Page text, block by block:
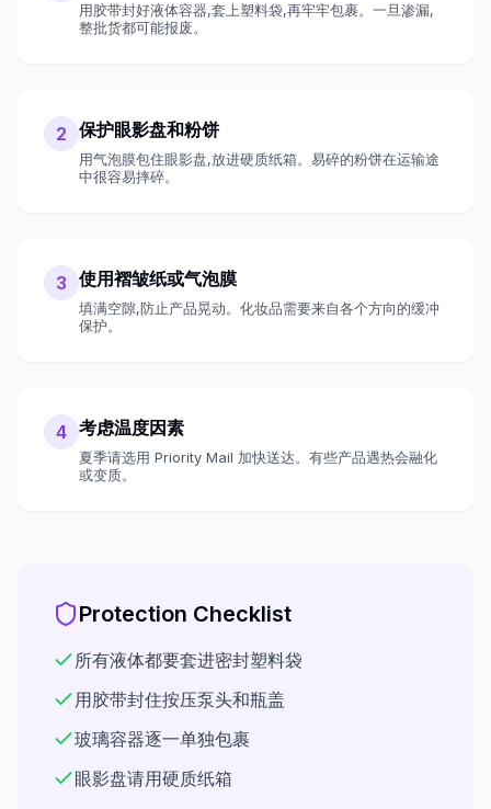
用胶带封好液体容器,套上塑料袋,再牢牢包裹。一旦渗漏,
整批货都可能报废。
2 保护眼影盘和粉饼
用气泡膜包住眼影盘,放进硬质纸箱。易碎的粉饼在运输途
中很容易摔碎。
3 使用褶皱纸或气泡膜
填满空隙,防止产品晃动。化妆品需要来自各个方向的缓冲
保护。
4 考虑温度因素
夏季请选用 Priority Mail 加快送达。有些产品遇热会融化
或变质。
Protection Checklist
所有液体都要套进密封塑料袋
用胶带封住按压泵头和瓶盖
玻璃容器逐一单独包裹
眼影盘请用硬质纸箱